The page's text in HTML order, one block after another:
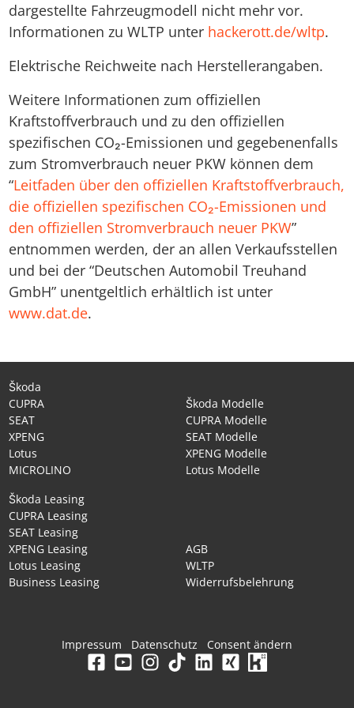
dargestellte Fahrzeugmodell nicht mehr vor.
Informationen zu WLTP unter hackerott.de/wltp.
Elektrische Reichweite nach Herstellerangaben.
Weitere Informationen zum offiziellen
Kraftstoffverbrauch und zu den offiziellen
spezifischen CO₂-Emissionen und gegebenenfalls
zum Stromverbrauch neuer PKW können dem
“Leitfaden über den offiziellen Kraftstoffverbrauch,
die offiziellen spezifischen CO₂-Emissionen und
den offiziellen Stromverbrauch neuer PKW”
entnommen werden, der an allen Verkaufsstellen
und bei der “Deutschen Automobil Treuhand
GmbH” unentgeltlich erhältlich ist unter
www.dat.de.
Škoda
CUPRA
SEAT
XPENG
Lotus
MICROLINO
Škoda Modelle
CUPRA Modelle
SEAT Modelle
XPENG Modelle
Lotus Modelle
Škoda Leasing
CUPRA Leasing
SEAT Leasing
XPENG Leasing
Lotus Leasing
Business Leasing
AGB
WLTP
Widerrufsbelehrung
Impressum Datenschutz Consent ändern